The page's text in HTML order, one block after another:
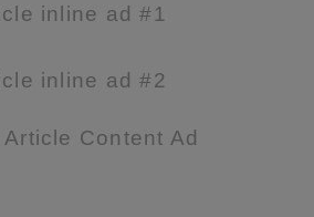
inline ad #1
inline ad #2
Article Content Ad